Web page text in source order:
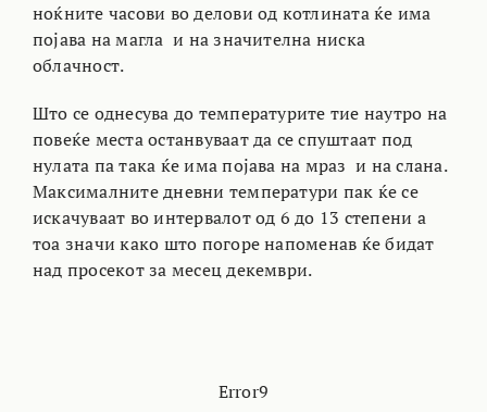
ноќните часови во делови од котлината ќе има
појава на магла и на значителна ниска
облачност.
Што се однесува до температурите тие наутро на
повеќе места останвуваат да се спуштаат под
нулата па така ќе има појава на мраз и на слана.
Максималните дневни температури пак ќе се
искачуваат во интервалот од 6 до 13 степени а
тоа значи како што погоре напоменав ќе бидат
над просекот за месец декември.
Error9